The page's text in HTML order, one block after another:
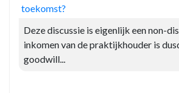
toekomst?
Deze discussie is eigenlijk een non-
inkomen van de praktijkhouder is
goodwill...